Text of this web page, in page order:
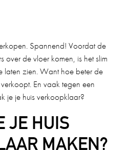
Spannend! Voordat de
over de vloer komen, is het slim
laten zien. Want hoe beter de
En vaak tegen een
je je huis verkoopklaar?
JE HUIS
MAKEN?